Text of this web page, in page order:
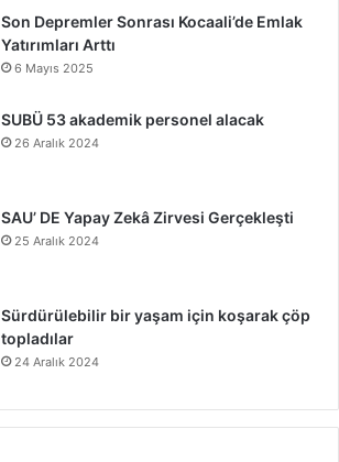
Son Depremler Sonrası Kocaali’de Emlak
Yatırımları Arttı
6 Mayıs 2025
SUBÜ 53 akademik personel alacak
26 Aralık 2024
SAU’ DE Yapay Zekâ Zirvesi Gerçekleşti
25 Aralık 2024
Sürdürülebilir bir yaşam için koşarak çöp
topladılar
24 Aralık 2024